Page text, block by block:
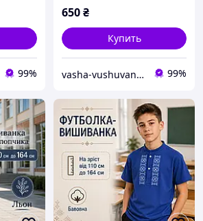
99%
650₴
Купить
vasha-vushuvanka 99%